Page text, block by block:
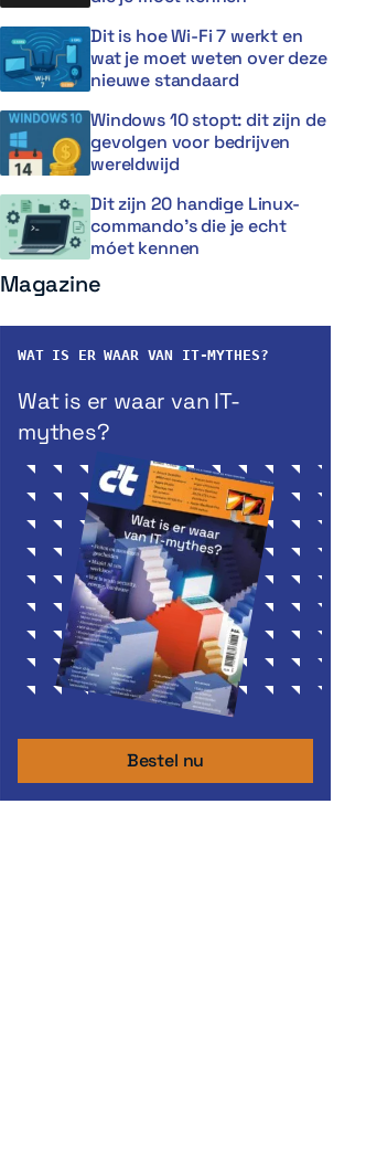
Dit is hoe Wi-Fi 7 werkt en
wat je moet weten over deze
nieuwe standaard
Windows 10 stopt: dit zijn de
gevolgen voor bedrijven
wereldwijd
Dit zijn 20 handige Linux-
commando’s die je echt
móet kennen
Magazine
WAT IS ER WAAR VAN IT-MYTHES?
Wat is er waar van IT-
mythes?
Bestel nu